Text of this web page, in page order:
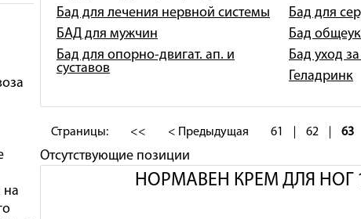
на
Бад для лечения нервной системы
БАД для мужчин
Бад для опорно-двигат. ап. и
суставов
Бад для
Бад
Бад уход
Геладринк
Страницы: << < Предыдущая 61 62 63
Отсутствующие позиции
НОРМАВЕН КРЕМ ДЛЯ НОГ